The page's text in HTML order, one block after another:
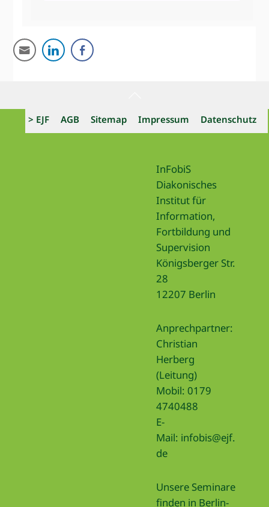
Top
> EJF AGB Sitemap Impressum Datenschutz
InFobiS
Diakonisches
Institut für
Information,
Fortbildung und
Supervision
Königsberger Str.
28
12207 Berlin
Anprechpartner:
Christian
Herberg
(Leitung)
Mobil: 0179
4740488
E-
Mail: infobis@ejf.
de
Unsere Seminare
finden in Berlin-